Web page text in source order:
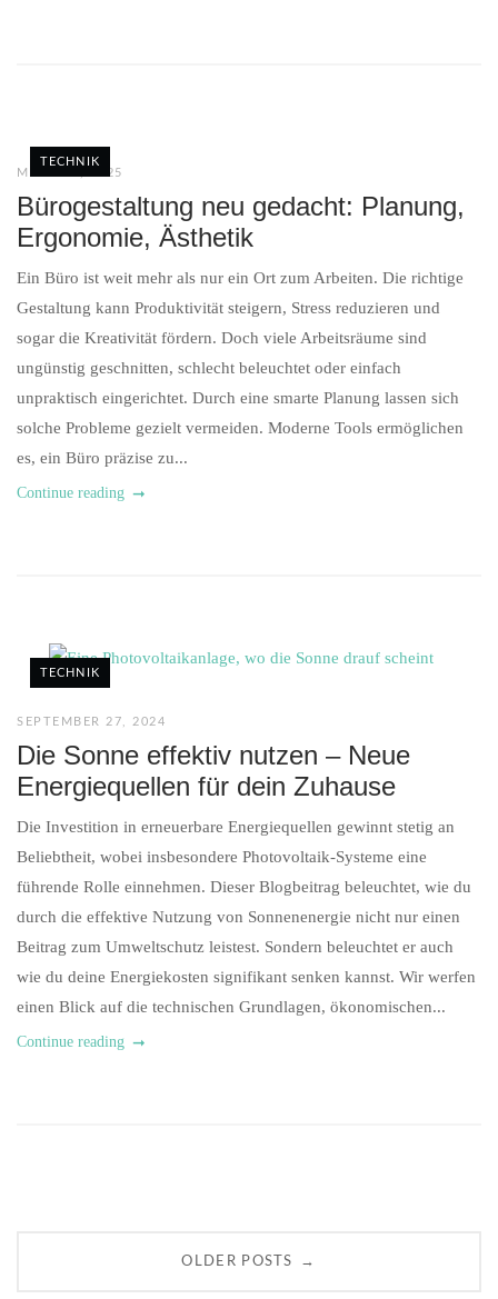
TECHNIK
MÄRZ 13, 2025
Bürogestaltung neu gedacht: Planung,
Ergonomie, Ästhetik
Ein Büro ist weit mehr als nur ein Ort zum Arbeiten. Die richtige
Gestaltung kann Produktivität steigern, Stress reduzieren und
sogar die Kreativität fördern. Doch viele Arbeitsräume sind
ungünstig geschnitten, schlecht beleuchtet oder einfach
unpraktisch eingerichtet. Durch eine smarte Planung lassen sich
solche Probleme gezielt vermeiden. Moderne Tools ermöglichen
es, ein Büro präzise zu...
Continue reading
TECHNIK
SEPTEMBER 27, 2024
Die Sonne effektiv nutzen – Neue
Energiequellen für dein Zuhause
Die Investition in erneuerbare Energiequellen gewinnt stetig an
Beliebtheit, wobei insbesondere Photovoltaik-Systeme eine
führende Rolle einnehmen. Dieser Blogbeitrag beleuchtet, wie du
durch die effektive Nutzung von Sonnenenergie nicht nur einen
Beitrag zum Umweltschutz leistest. Sondern beleuchtet er auch
wie du deine Energiekosten signifikant senken kannst. Wir werfen
einen Blick auf die technischen Grundlagen, ökonomischen...
Continue reading
OLDER POSTS →